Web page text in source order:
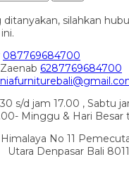
ditanyakan, silahkan
087769684700
Zaenab 6287769684700
s/d jam 17.00 , Sabtu
Minggu & Hari Besar
No 11
Utara Denpasar Bali